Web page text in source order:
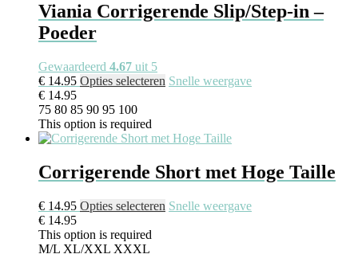
Viania Corrigerende Slip/Step-in –
Poeder
Gewaardeerd 4.67 uit 5
€ 14.95 Opties selecteren Snelle weergave
€ 14.95
75 80 85 90 95 100
This option is required
Corrigerende Short met Hoge Taille
€ 14.95 Opties selecteren Snelle weergave
€ 14.95
This option is required
M/L XL/XXL XXXL